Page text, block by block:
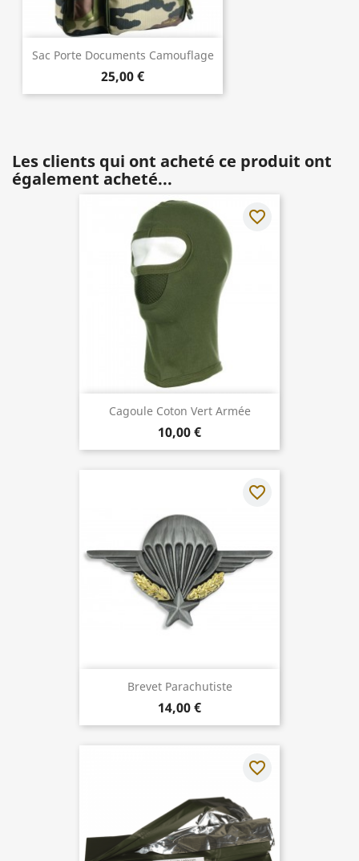
Sac Porte Documents Camouflage
25,00 €
Les clients qui ont acheté ce produit ont
également acheté...
Cagoule Coton Vert Armée
10,00 €
favorite_border
Brevet Parachutiste
14,00 €
favorite_border
favorite_border